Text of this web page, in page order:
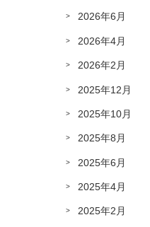
2026年6月
2026年4月
2026年2月
2025年12月
2025年10月
2025年8月
2025年6月
2025年4月
2025年2月